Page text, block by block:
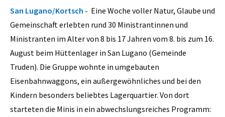
San Lugano/Kortsch - Eine Woche voller Natur, Glaube und
Gemeinschaft erlebten rund 30 Ministrantinnen und
Ministranten im Alter von 8 bis 17 Jahren vom 8. bis zum 16.
August beim Hüttenlager in San Lugano (Gemeinde
Truden). Die Gruppe wohnte in umgebauten
Eisenbahnwaggons, ein außergewöhnliches und bei den
Kindern besonders beliebtes Lagerquartier. Von dort
starteten die Minis in ein abwechslungsreiches Programm: